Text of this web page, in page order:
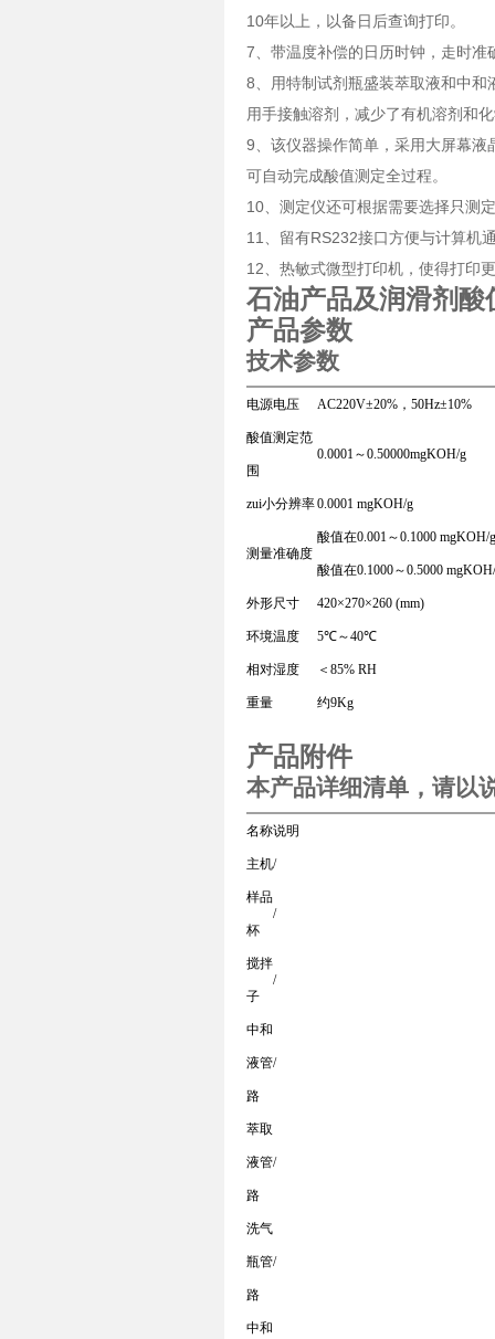
10年以上，以备日后查询打印。
7、带温度补偿的日历时钟，走时
8、用特制试剂瓶盛装萃取液和中
用手接触溶剂，减少了有机溶剂和
9、该仪器操作简单，采用大屏幕
可自动完成酸值测定全过程。
10、测定仪还可根据需要选择只测
11、留有RS232接口方便与计算机
12、热敏式微型打印机，使得打印
石油产品及润滑剂酸
产品参数
技术参数
电源电压 AC220V±20%，50Hz±10%
酸值测定范
围
0.0001～0.50000mgKOH/g
zui小分辨率0.0001 mgKOH/g
测量准确度
酸值在0.001～0.1000
酸值在0.1000～0.5000
外形尺寸 420×270×260 (mm)
环境温度 5℃～40℃
相对湿度 ＜85% RH
重量 约9Kg
产品附件
本产品详细清单，请以
名称说明
主机/
样品
杯
/
搅拌
子
/
中和
液管
路
/
萃取
液管
路
/
洗气
瓶管
路
/
中和